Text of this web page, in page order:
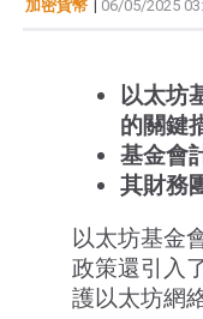
加密貨幣 | 06/05/2025
以太坊
的關鍵
基金會
其財務
以太坊基金
政策還引入
護以太坊網